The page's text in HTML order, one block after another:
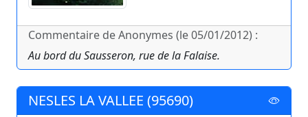
Commentaire de Anonymes (le 05/01/2012) :
Au bord du Sausseron, rue de la Falaise.
NESLES LA VALLEE (95690)